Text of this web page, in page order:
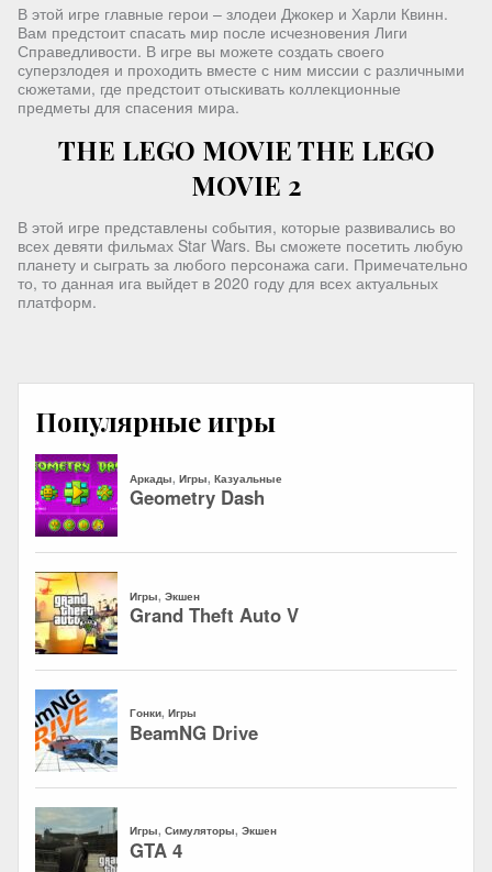
В этой игре главные герои – злодеи Джокер и Харли Квинн.
Вам предстоит спасать мир после исчезновения Лиги
Справедливости. В игре вы можете создать своего
суперзлодея и проходить вместе с ним миссии с различными
сюжетами, где предстоит отыскивать коллекционные
предметы для спасения мира.
THE LEGO MOVIE THE LEGO
MOVIE 2
В этой игре представлены события, которые развивались во
всех девяти фильмах Star Wars. Вы сможете посетить любую
планету и сыграть за любого персонажа саги. Примечательно
то, то данная ига выйдет в 2020 году для всех актуальных
платформ.
Популярные игры